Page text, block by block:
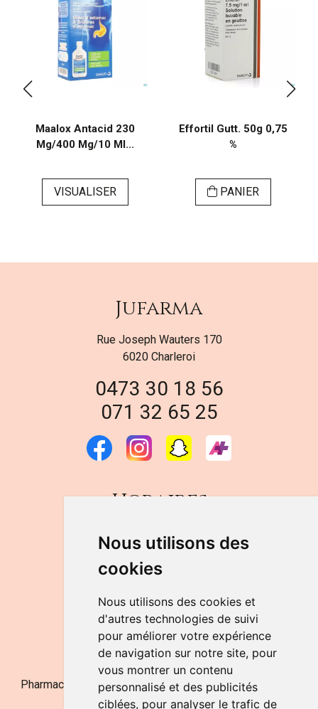
Nous utilisons des
cookies
Nous utilisons des cookies et
d'autres technologies de suivi
pour améliorer votre expérience
de navigation sur notre site, pour
vous montrer un contenu
personnalisé et des publicités
ciblées, pour analyser le trafic de
Maalox Antacid 230
Mg/400 Mg/10 Ml...
VISUALISER
Effortil Gutt. 50g 0,75
%
PANIER
Jufarma
Rue Joseph Wauters 170
6020 Charleroi
0473 30 18 56
071 32 65 25
Horaires
DU LUNDI AU VENDREDI
de 9h à 12h30 et de 14h à 18h
LE SAMEDI
de 9h à 12h30
NOUS CONTACTER
Pharmacie Jufarma - Fatima Abachra - APB 521704 - N°
Entreprise BE0882-700-592